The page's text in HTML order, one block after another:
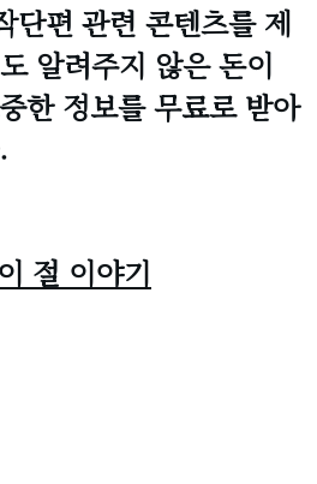
단편 관련 콘텐츠를 제
알려주지 않은 돈이
한 정보를 무료로 받아
절 이야기